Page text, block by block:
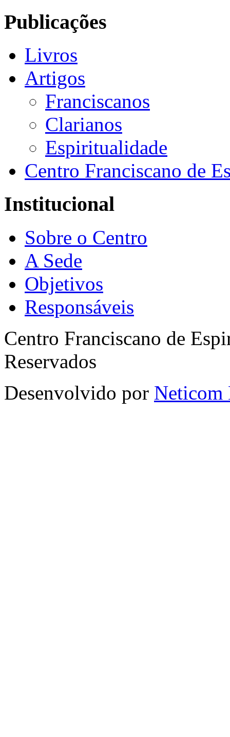
Publicações
Livros
Artigos
Franciscanos
Clarianos
Espiritualidade
Centro Franciscano de
Institucional
Sobre o Centro
A Sede
Objetivos
Responsáveis
Centro Franciscano de
Reservados
Desenvolvido por Neticom